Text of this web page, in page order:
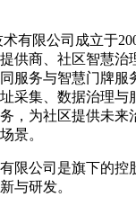
有限公司成立于
供商、社区智慧治
服务与智慧门牌服
采集、数据治理与
，为社区提供未来
景。
限公司是旗下的控
与研发。